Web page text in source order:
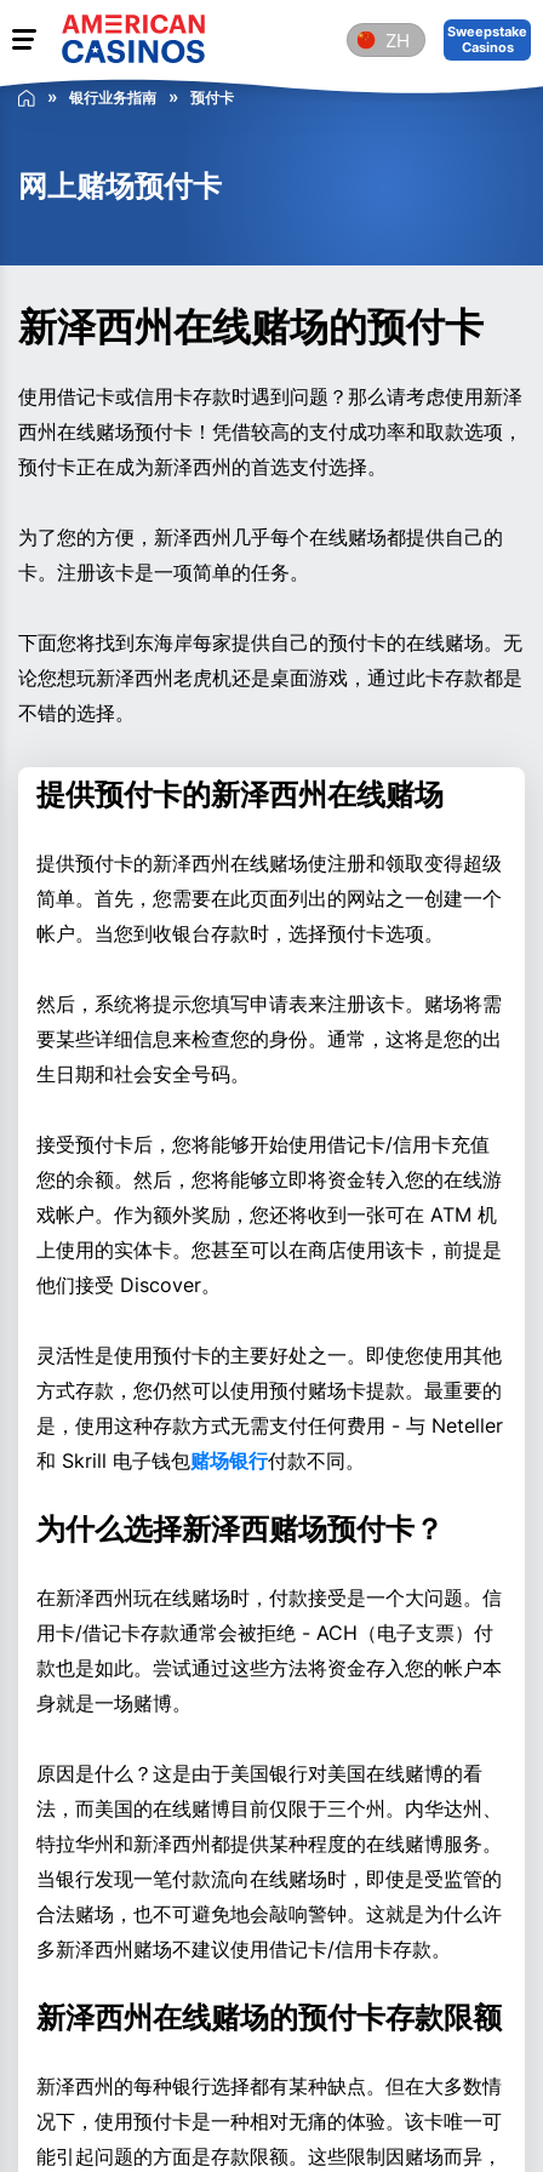
ZH
Sweepstake
Casinos
银行业务指南 预付卡
网上赌场预付卡
新泽西州在线赌场的预付卡
使用借记卡或信用卡存款时遇到问题？那么请考虑使用新泽
西州在线赌场预付卡！凭借较高的支付成功率和取款选项，
预付卡正在成为新泽西州的首选支付选择。
为了您的方便，新泽西州几乎每个在线赌场都提供自己的
卡。注册该卡是一项简单的任务。
下面您将找到东海岸每家提供自己的预付卡的在线赌场。无
论您想玩新泽西州老虎机还是桌面游戏，通过此卡存款都是
不错的选择。
提供预付卡的新泽西州在线赌场
提供预付卡的新泽西州在线赌场使注册和领取变得超级
简单。首先，您需要在此页面列出的网站之一创建一个
帐户。当您到收银台存款时，选择预付卡选项。
然后，系统将提示您填写申请表来注册该卡。赌场将需
要某些详细信息来检查您的身份。通常，这将是您的出
生日期和社会安全号码。
接受预付卡后，您将能够开始使用借记卡/信用卡充值
您的余额。然后，您将能够立即将资金转入您的在线游
戏帐户。作为额外奖励，您还将收到一张可在 ATM 机
上使用的实体卡。您甚至可以在商店使用该卡，前提是
他们接受 Discover。
灵活性是使用预付卡的主要好处之一。即使您使用其他
方式存款，您仍然可以使用预付赌场卡提款。最重要的
是，使用这种存款方式无需支付任何费用 - 与 Neteller
和 Skrill 电子钱包赌场银行付款不同。
为什么选择新泽西赌场预付卡？
在新泽西州玩在线赌场时，付款接受是一个大问题。信
用卡/借记卡存款通常会被拒绝 - ACH（电子支票）付
款也是如此。尝试通过这些方法将资金存入您的帐户本
身就是一场赌博。
原因是什么？这是由于美国银行对美国在线赌博的看
法，而美国的在线赌博目前仅限于三个州。内华达州、
特拉华州和新泽西州都提供某种程度的在线赌博服务。
当银行发现一笔付款流向在线赌场时，即使是受监管的
合法赌场，也不可避免地会敲响警钟。这就是为什么许
多新泽西州赌场不建议使用借记卡/信用卡存款。
新泽西州在线赌场的预付卡存款限额
新泽西州的每种银行选择都有某种缺点。但在大多数情
况下，使用预付卡是一种相对无痛的体验。该卡唯一可
能引起问题的方面是存款限额。这些限制因赌场而异，